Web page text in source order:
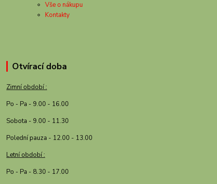
Vše o nákupu
Kontakty
Otvírací doba
Zimní období :
Po - Pa - 9.00 - 16.00
Sobota - 9.00 - 11.30
Polední pauza - 12.00 - 13.00
Letní období :
Po - Pa - 8.30 - 17.00